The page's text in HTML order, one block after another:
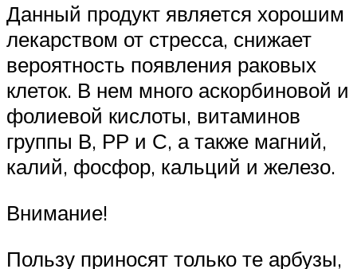
Данный продукт является хорошим
лекарством от стресса, снижает
вероятность появления раковых
клеток. В нем много аскорбиновой и
фолиевой кислоты, витаминов
группы В, РР и С, а также магний,
калий, фосфор, кальций и железо.
Внимание!
Пользу приносят только те арбузы,